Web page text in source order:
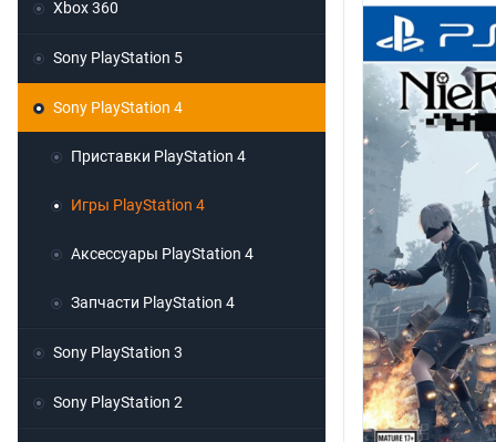
Xbox 360
Sony PlayStation 5
Sony PlayStation 4
Приставки PlayStation 4
Игры PlayStation 4
Аксессуары PlayStation 4
Запчасти PlayStation 4
Sony PlayStation 3
Sony PlayStation 2